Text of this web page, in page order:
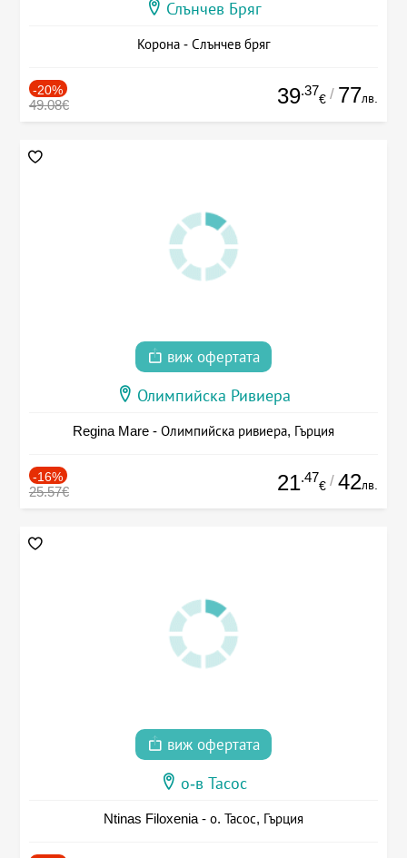
Слънчев Бряг
Корона - Слънчев бряг
-20%
49.08€ 39.37
€ / 77лв.
виж офертата
Олимпийска Ривиера
Regina Mare - Олимпийска ривиера, Гърция
-16%
25.57€ 21.47
€ / 42лв.
виж офертата
о-в Тасос
Ntinas Filoxenia - о. Тасос, Гърция